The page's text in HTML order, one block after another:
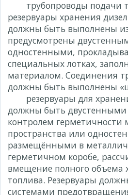
трубопроводы подачи
резервуары хранения
должны быть выполнены
предусмотрены
одностенными,
специальных лотках,
материалом. Соединения
должны быть выполнены
резервуары для
должны быть
контролем герметичности
пространства или
размещёнными в
герметичном коробе,
вмещение полного объема
топлива. Резервуары
системами